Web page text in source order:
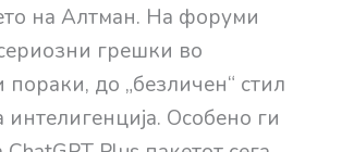
на Алтман. На форуми
грешки во
до „безличен“ стил
Особено ги